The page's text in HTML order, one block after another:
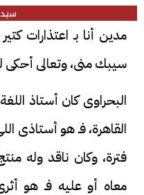
مدين أنا بـ اعتذارات
سيبك منى، وتعالى
البحراوى كان أستاذ
القاهرة، فـ هو أستاذى
فترة، وكان ناقد وله
معاه أو عليه فـ هو